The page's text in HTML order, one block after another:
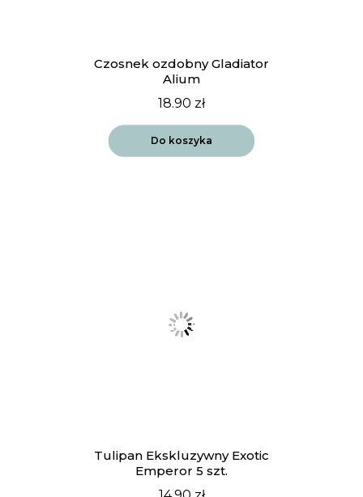
Czosnek ozdobny Gladiator
Alium
18.90 zł
Do koszyka
Tulipan Ekskluzywny Exotic
Emperor 5 szt.